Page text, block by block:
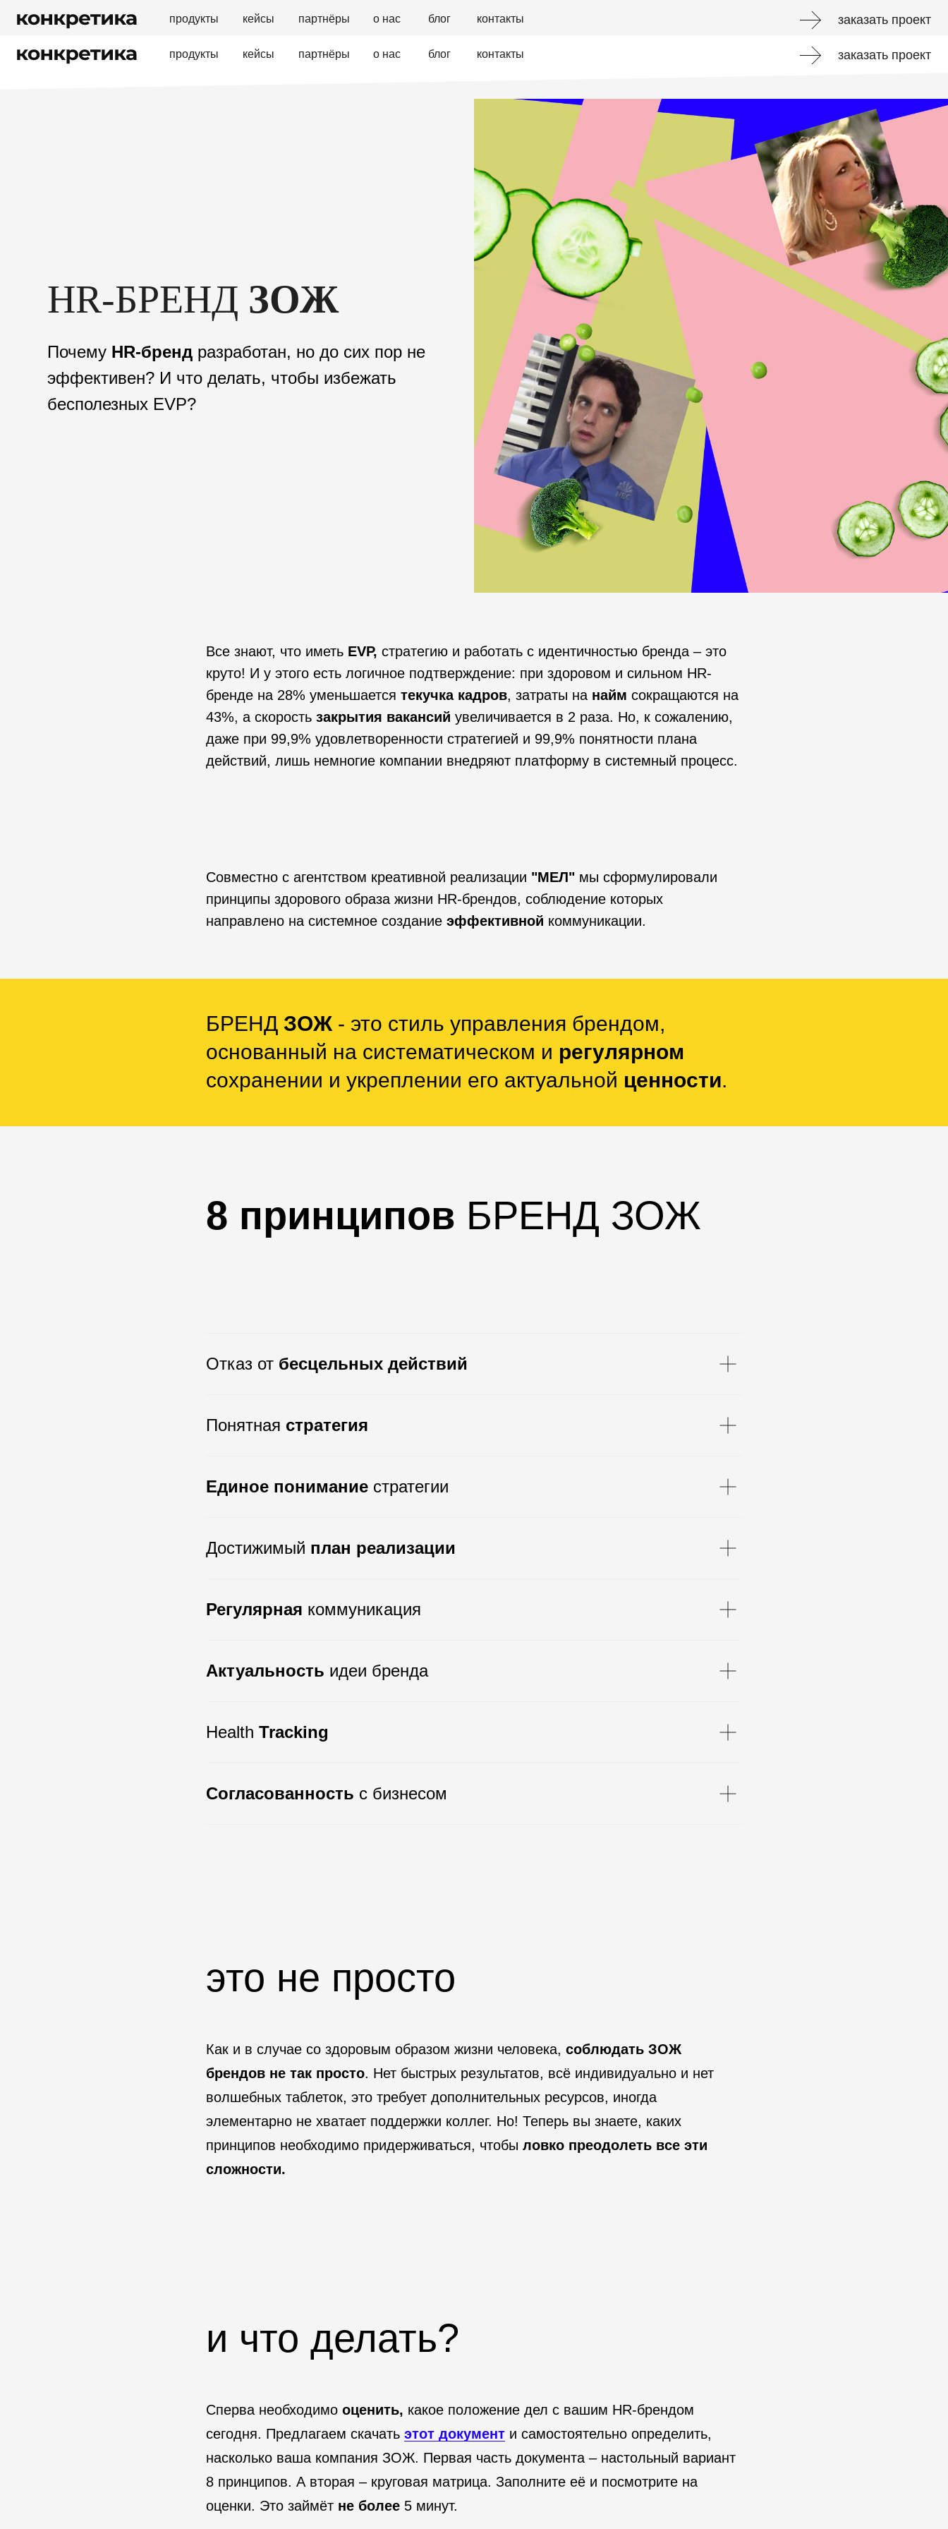
продукты кейсы партнёры о нас блог контакты заказать проект
продукты кейсы партнёры о нас блог контакты заказать проект
HR-БРЕНД ЗОЖ
Почему HR-бренд разработан, но до сих пор не
эффективен? И что делать, чтобы избежать
бесполезных EVP?
Все знают, что иметь EVP, стратегию и работать с идентичностью бренда – это
круто! И у этого есть логичное подтверждение: при здоровом и сильном HR-
бренде на 28% уменьшается текучка кадров, затраты на найм сокращаются на
43%, а скорость закрытия вакансий увеличивается в 2 раза. Но, к сожалению,
даже при 99,9% удовлетворенности стратегией и 99,9% понятности плана
действий, лишь немногие компании внедряют платформу в системный процесс.
Совместно с агентством креативной реализации "МЕЛ" мы сформулировали
принципы здорового образа жизни HR-брендов, соблюдение которых
направлено на системное создание эффективной коммуникации.
БРЕНД ЗОЖ - это стиль управления брендом,
основанный на систематическом и регулярном
сохранении и укреплении его актуальной ценности.
8 принципов БРЕНД ЗОЖ
Отказ от бесцельных действий
Понятная стратегия
Единое понимание стратегии
Достижимый план реализации
Регулярная коммуникация
Актуальность идеи бренда
Health Tracking
Согласованность с бизнесом
это не просто
Как и в случае со здоровым образом жизни человека, соблюдать ЗОЖ
брендов не так просто. Нет быстрых результатов, всё индивидуально и нет
волшебных таблеток, это требует дополнительных ресурсов, иногда
элементарно не хватает поддержки коллег. Но! Теперь вы знаете, каких
принципов необходимо придерживаться, чтобы ловко преодолеть все эти
сложности.
и что делать?
Сперва необходимо оценить, какое положение дел с вашим HR-брендом
сегодня. Предлагаем скачать этот документ и самостоятельно определить,
насколько ваша компания ЗОЖ. Первая часть документа – настольный вариант
8 принципов. А вторая – круговая матрица. Заполните её и посмотрите на
оценки. Это займёт не более 5 минут.